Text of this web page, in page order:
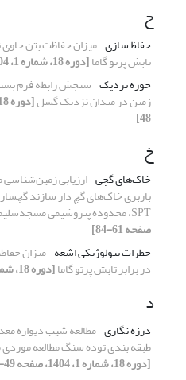
ح
حفاظ سازی میزان حفاظت بتن حاوی
تابش پرتو گاما[دوره 18، شماره 1، 1404، صفحه 85-97]
حوزه نزدیک سنجش رابطه فرم
زمین در میدان نزدیک گسل
48]
خ
خاک‌های گچی ارزیابی
باربری خاک‌های گچ دار سازند
SPT، محدوده پتروشیمی مسجدسلیمان
صفحه 61-84]
خطرات بیولوژیکی اشعه میزان
در برابر تابش پرتو گاما[دوره 18، شماره 1، 1404، صفحه 85-97]
د
درزه نگاری مطالعه شیب دیواره
طبقه بندی توده سنگ مطالعه موردی معدن گل
[دوره 18، شماره 1، 1404، صفحه 49-59]